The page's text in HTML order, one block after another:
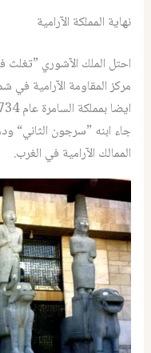
نهاية المملكة الآرامية
احتل الملك الآشوري ”تغلث
جاء ابنه ”سرجون الثاني“
الممالك الآرامية في الغرب.